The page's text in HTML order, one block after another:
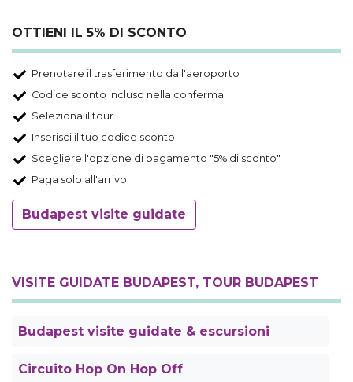
OTTIENI IL 5% DI SCONTO
Prenotare il trasferimento dall'aeroporto
Codice sconto incluso nella conferma
Seleziona il tour
Inserisci il tuo codice sconto
Scegliere l'opzione di pagamento "5% di sconto"
Paga solo all'arrivo
Budapest visite guidate
VISITE GUIDATE BUDAPEST, TOUR BUDAPEST
Budapest visite guidate & escursioni
Circuito Hop On Hop Off